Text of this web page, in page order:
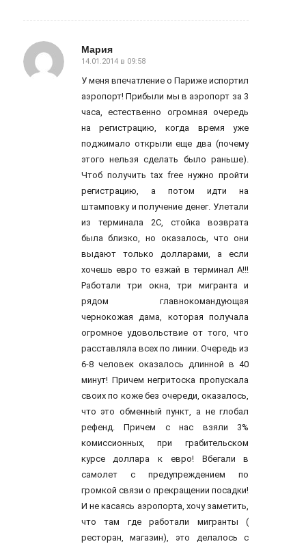
Мария
говорит:
14.01.2014 в 09:58
У меня впечатление о Париже испортил
аэропорт! Прибыли мы в аэропорт за 3
часа, естественно огромная очередь
на регистрацию, когда время уже
поджимало открыли еще два (почему
этого нельзя сделать было раньше).
Чтоб получить tax free нужно пройти
регистрацию, а потом идти на
штамповку и получение денег. Улетали
из терминала 2С, стойка возврата
была близко, но оказалось, что они
выдают только долларами, а если
хочешь евро то езжай в терминал А!!!
Работали три окна, три мигранта и
рядом главнокомандующая
чернокожая дама, которая получала
огромное удовольствие от того, что
расставляла всех по линии. Очередь из
6-8 человек оказалось длинной в 40
минут! Причем негритоска пропускала
своих по коже без очереди, оказалось,
что это обменный пункт, а не глобал
рефенд. Причем с нас взяли 3%
комиссионных, при грабительском
курсе доллара к евро! Вбегали в
самолет с предупреждением по
громкой связи о прекращении посадки!
И не касаясь аэропорта, хочу заметить,
что там где работали мигранты (
ресторан, магазин), это делалось с